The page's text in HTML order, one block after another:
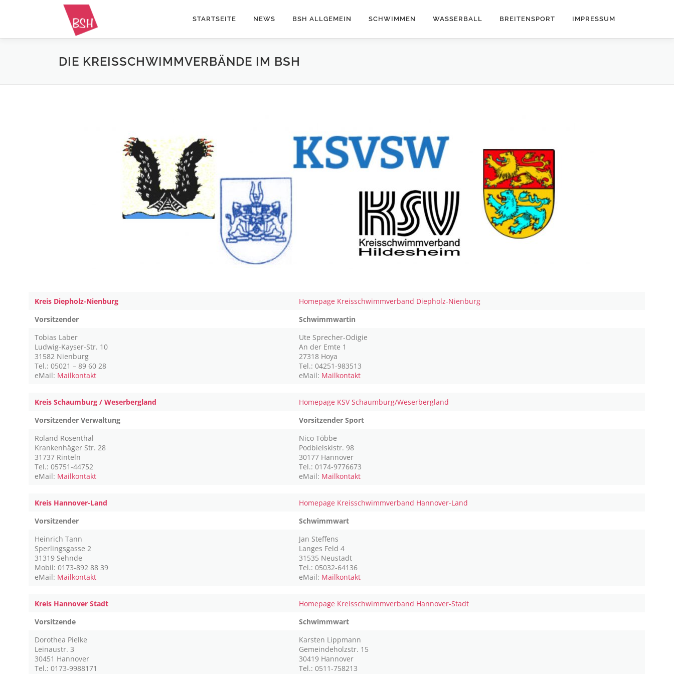
STARTSEITE NEWS BSH ALLGEMEIN SCHWIMMEN WASSERBALL BREITENSPORT IMPRESSUM
DIE KREISSCHWIMMVERBÄNDE IM BSH
Kreis Diepholz-Nienburg
Homepage Kreisschwimmverband Diepholz-Nienburg
Vorsitzender
Schwimmwartin
Tobias Laber
Ludwig-Kayser-Str. 10
31582 Nienburg
Tel.: 05021 – 89 60 28
eMail: Mailkontakt
Ute Sprecher-Odigie
An der Emte 1
27318 Hoya
Tel.: 04251-983513
eMail: Mailkontakt
Kreis Schaumburg / Weserbergland
Homepage KSV Schaumburg/Weserbergland
Vorsitzender Verwaltung
Vorsitzender Sport
Roland Rosenthal
Krankenhäger Str. 28
31737 Rinteln
Tel.: 05751-44752
eMail: Mailkontakt
Nico Többe
Podbielskistr. 98
30177 Hannover
Tel.: 0174-9776673
eMail: Mailkontakt
Kreis Hannover-Land
Homepage Kreisschwimmverband Hannover-Land
Vorsitzender
Schwimmwart
Heinrich Tann
Sperlingsgasse 2
31319 Sehnde
Mobil: 0173-892 88 39
eMail: Mailkontakt
Jan Steffens
Langes Feld 4
31535 Neustadt
Tel.: 05032-64136
eMail: Mailkontakt
Kreis Hannover Stadt
Homepage Kreisschwimmverband Hannover-Stadt
Vorsitzende
Schwimmwart
Dorothea Pielke
Leinaustr. 3
30451 Hannover
Tel.: 0173-9988171
Karsten Lippmann
Gemeindeholzstr. 15
30419 Hannover
Tel.: 0511-758213